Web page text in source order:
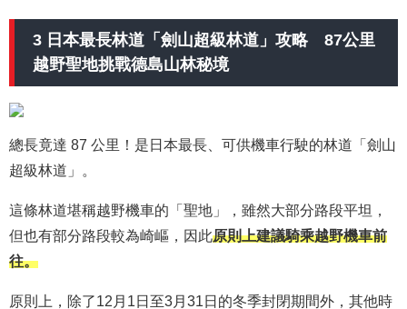
3 日本最長林道「劍山超級林道」攻略 87公里
越野聖地挑戰德島山林秘境
總長竟達 87 公里！是日本最長、可供機車行駛的林道「劍山
超級林道」。
這條林道堪稱越野機車的「聖地」，雖然大部分路段平坦，
但也有部分路段較為崎嶇，因此原則上建議騎乘越野機車前
往。
原則上，除了12月1日至3月31日的冬季封閉期間外，其他時